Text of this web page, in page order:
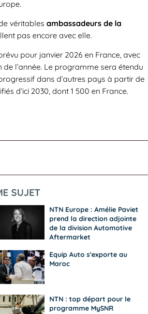
véritables ambassadeurs de la
pas encore avec elle.
pour janvier 2026 en France, avec
l’année. Le programme sera étendu
dans d’autres pays à partir de
d’ici 2030, dont 1 500 en France.
SUJET
NTN Europe : Amélie Paviet
prend la direction adjointe
de la division Automotive
Aftermarket
Equip Auto s'exporte au
Maroc
NTN : top départ pour le
programme MySNR